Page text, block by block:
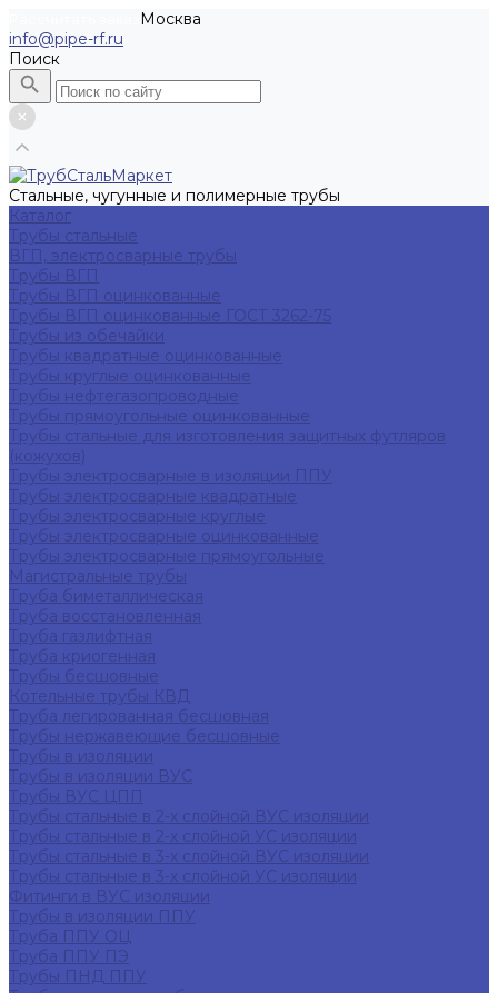
Москва
info@pipe-rf.ru
Поиск
Стальные, чугунные и полимерные трубы
Каталог
Трубы стальные
ВГП, электросварные трубы
Трубы ВГП
Трубы ВГП оцинкованные
Трубы ВГП оцинкованные ГОСТ 3262-75
Трубы из обечайки
Трубы квадратные оцинкованные
Трубы круглые оцинкованные
Трубы нефтегазопроводные
Трубы прямоугольные оцинкованные
Трубы стальные для изготовления защитных футляров
(кожухов)
Трубы электросварные в изоляции ППУ
Трубы электросварные квадратные
Трубы электросварные круглые
Трубы электросварные оцинкованные
Трубы электросварные прямоугольные
Магистральные трубы
Труба биметаллическая
Труба восстановленная
Труба газлифтная
Труба криогенная
Трубы бесшовные
Котельные трубы КВД
Труба легированная бесшовная
Трубы нержавеющие бесшовные
Трубы в изоляции
Трубы в изоляции ВУС
Трубы ВУС ЦПП
Трубы стальные в 2-х слойной ВУС изоляции
Трубы стальные в 2-х слойной УС изоляции
Трубы стальные в 3-х слойной ВУС изоляции
Трубы стальные в 3-х слойной УС изоляции
Фитинги в ВУС изоляции
Трубы в изоляции ППУ
Труба ППУ ОЦ
Труба ППУ ПЭ
Трубы ПНД ППУ